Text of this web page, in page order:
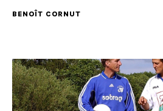
BENOÎT CORNUT